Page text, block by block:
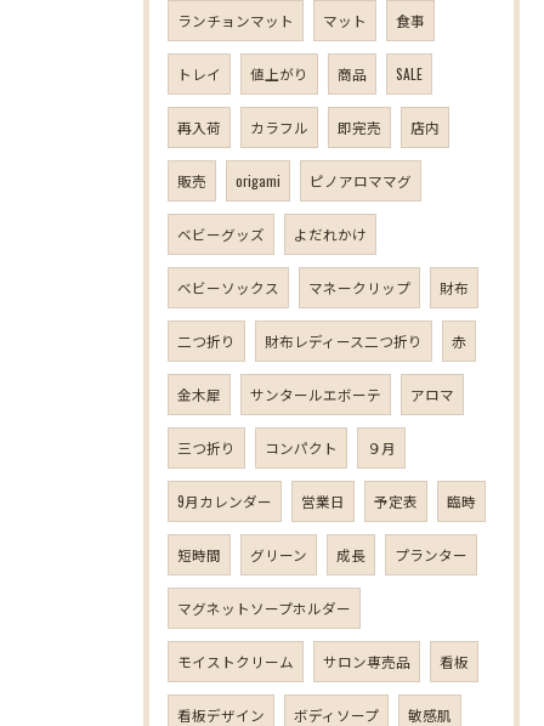
ランチョンマット マット 食事
トレイ 値上がり 商品 SALE
再入荷 カラフル 即完売 店内
販売 origami ピノアロママグ
ベビーグッズ よだれかけ
ベビーソックス マネークリップ 財布
二つ折り 財布レディース二つ折り 赤
金木犀 サンタールエボーテ アロマ
三つ折り コンパクト ９月
9月カレンダー 営業日 予定表 臨時
短時間 グリーン 成長 プランター
マグネットソープホルダー
モイストクリーム サロン専売品 看板
看板デザイン ボディソープ 敏感肌